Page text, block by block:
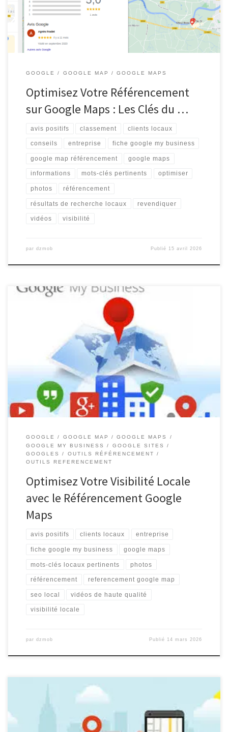
Maps peut faire toute la différence dans la croissance de […]
GOOGLE GOOGLE MAP GOOGLE MAPS
Optimisez Votre Référencement
sur Google Maps : Les Clés du …
avis positifs classement clients locaux
conseils entreprise fiche google my business
google map référencement google maps
informations mots-clés pertinents optimiser
photos référencement
résultats de recherche locaux revendiquer
vidéos visibilité
par dzmob Publié 15 avril 2026
Référencement Google Maps : Maximisez la Visibilité de Votre
Entreprise Localement Référencement Google Maps : Maximisez
la Visibilité de Votre Entreprise Localement De nos jours, être
présent sur Google Maps est essentiel pour toute entreprise
désireuse d’attirer des clients locaux. Le référencement sur
Google Maps, également connu sous le nom […]
GOOGLE GOOGLE MAP
GOOGLE MAPS
GOOGLE MY BUSINESS
GOOGLE SITES
GOOGLES
OUTILS RÉFÉRENCEMENT
OUTILS REFERENCEMENT
Optimisez Votre Visibilité Locale
avec le Référencement Google
Maps
avis positifs clients locaux entreprise
fiche google my business google maps
mots-clés locaux pertinents photos
référencement referencement google map
seo local vidéos de haute qualité
visibilité locale
par dzmob Publié 14 mars 2026
Améliorer le référencement sur Google Maps Améliorer le
référencement sur Google Maps Google Maps est devenu un outil